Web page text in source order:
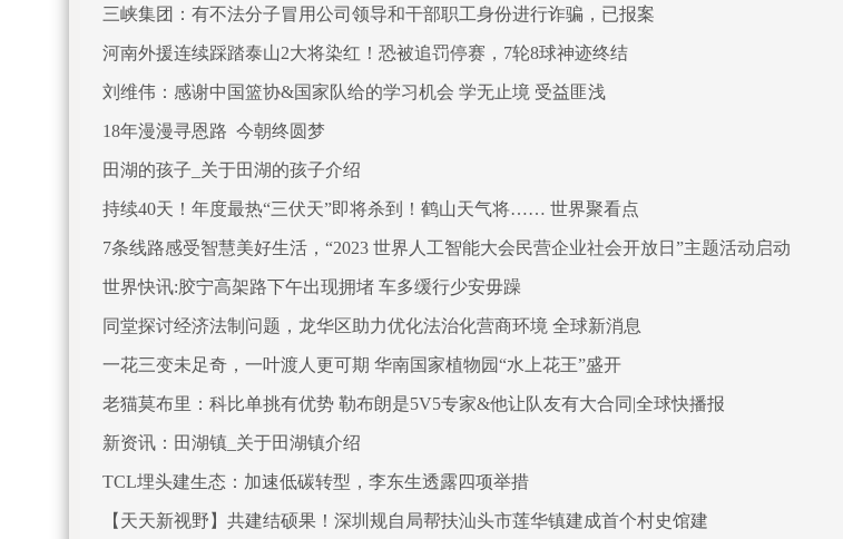
三峡集团：有不法分子冒用公司领导和干部职工身份进行诈骗，已报案
河南外援连续踩踏泰山2大将染红！恐被追罚停赛，7轮8球神迹终结
刘维伟：感谢中国篮协&国家队给的学习机会 学无止境 受益匪浅
18年漫漫寻恩路 今朝终圆梦
田湖的孩子_关于田湖的孩子介绍
持续40天！年度最热“三伏天”即将杀到！鹤山天气将…… 世界聚看点
7条线路感受智慧美好生活，“2023 世界人工智能大会民营企业社会开放日”主题活动启动
世界快讯:胶宁高架路下午出现拥堵 车多缓行少安毋躁
同堂探讨经济法制问题，龙华区助力优化法治化营商环境 全球新消息
一花三变未足奇，一叶渡人更可期 华南国家植物园“水上花王”盛开
老猫莫布里：科比单挑有优势 勒布朗是5V5专家&他让队友有大合同|全球快播报
新资讯：田湖镇_关于田湖镇介绍
TCL埋头建生态：加速低碳转型，李东生透露四项举措
【天天新视野】共建结硕果！深圳规自局帮扶汕头市莲华镇建成首个村史馆建